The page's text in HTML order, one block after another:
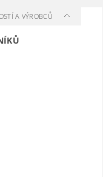
A VÝROBCŮ